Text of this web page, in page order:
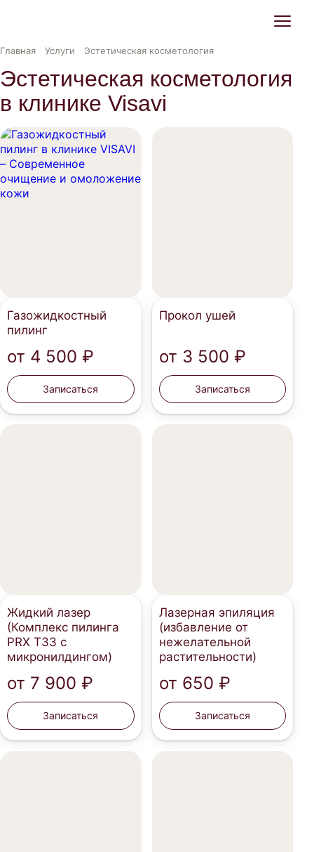
Главная Услуги Эстетическая косметология
Эстетическая косметология
в клинике Visavi
Газожидкостный
пилинг
от 4 500 ₽
Записаться
Прокол ушей
от 3 500 ₽
Записаться
Жидкий лазер
(Комплекс пилинга
PRX T33 с
микронилдингом)
от 7 900 ₽
Записаться
Лазерная эпиляция
(избавление от
нежелательной
растительности)
от 650 ₽
Записаться